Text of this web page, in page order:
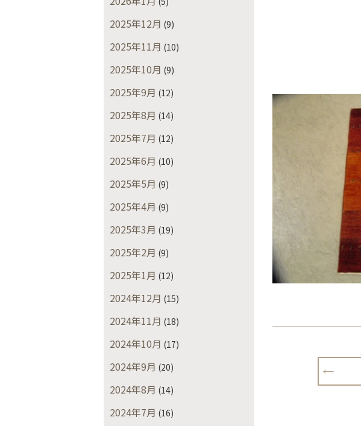
2025年12月 (9)
2025年11月 (10)
2025年10月 (9)
2025年9月 (12)
2025年8月 (14)
2025年7月 (12)
2025年6月 (10)
2025年5月 (9)
2025年4月 (9)
2025年3月 (19)
2025年2月 (9)
2025年1月 (12)
2024年12月 (15)
2024年11月 (18)
2024年10月 (17)
2024年9月 (20)
2024年8月 (14)
2024年7月 (16)